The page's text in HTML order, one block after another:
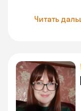
Читать